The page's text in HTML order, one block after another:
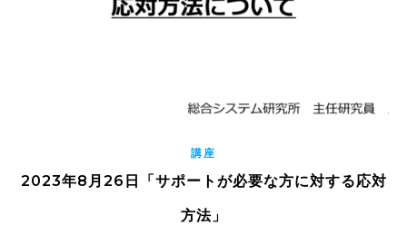
講座
2023年8月26日「サポートが必要な方に対する応対
方法」